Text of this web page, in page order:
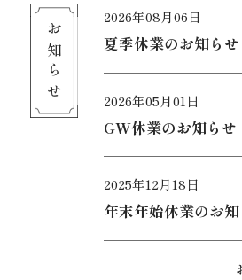
お知らせ
2026年08月06日
夏季休業のお知らせ
2026年05月01日
GW休業のお知らせ
2025年12月18日
年末年始休業のお